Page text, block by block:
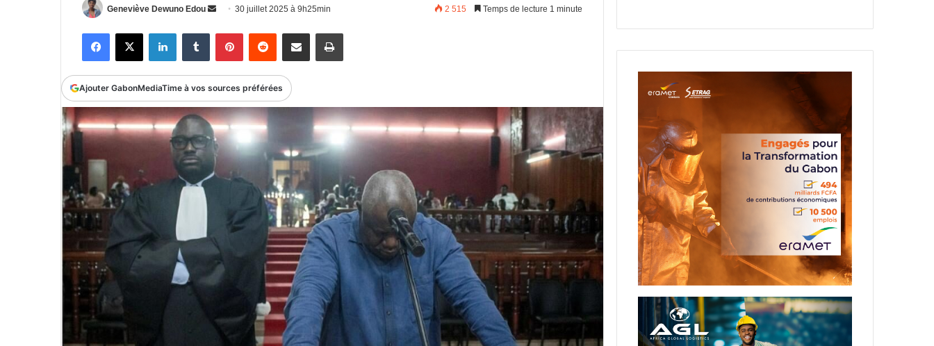
Geneviève Dewuno Edou
Envoyer
courriel
30 juillet 2025 à 9h25min 2 515 Temps de lecture 1 minute
FacebookX LinkedinTumblr PinterestReddit Partager par email Imprimer
Ajouter GabonMediaTime à vos sources préférées